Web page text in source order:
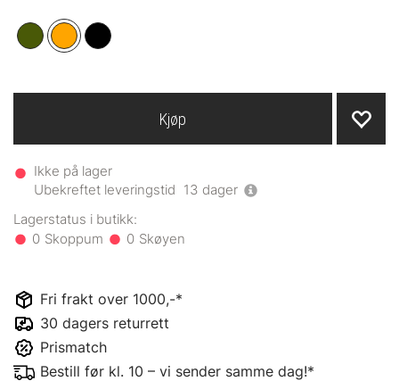
Ikke på lager
Ubekreftet leveringstid 13 dager
0 0
Kjøp
Fri frakt over 1000,-*
30 dagers returrett
Prismatch
Bestill før kl. 10 – vi sender samme dag!*